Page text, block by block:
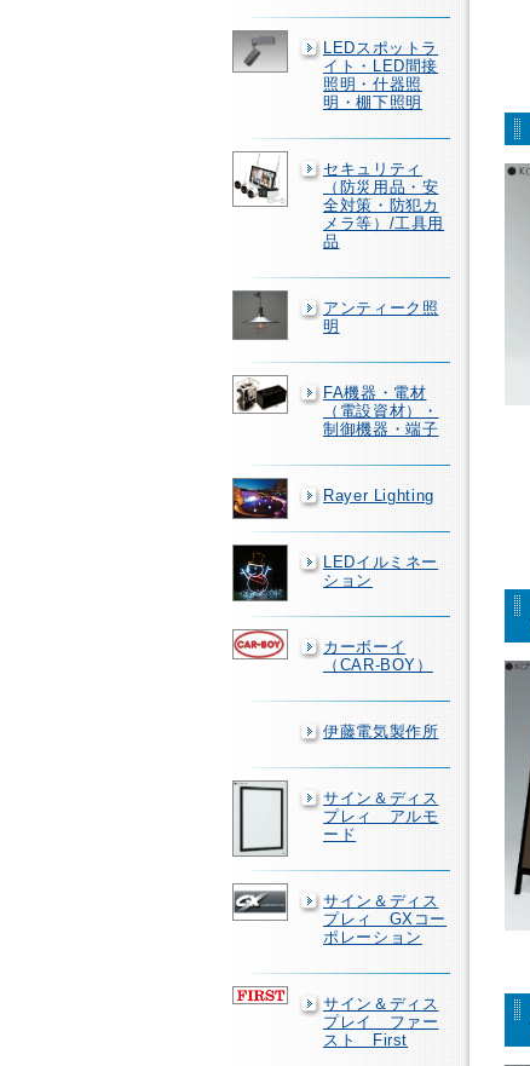
LEDスポットラ
イト・LED間接
照明・什器照
明・棚下照明
セキュリティ
（防災用品・安
全対策・防犯カ
メラ等）/工具用
品
アンティーク照
明
FA機器・電材
（電設資材）・
制御機器・端子
Rayer Lighting
LEDイルミネー
ション
カーボーイ
（CAR-BOY）
伊藤電気製作所
サイン＆ディス
プレィ アルモ
ード
サイン＆ディス
プレィ GXコー
ポレーション
サイン＆ディス
プレイ ファー
スト First